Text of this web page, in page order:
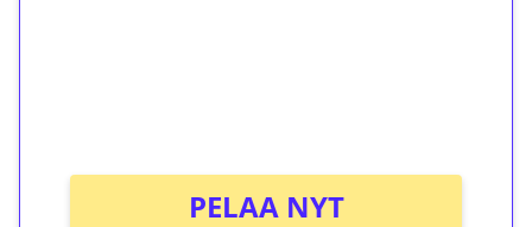
PELAA NYT